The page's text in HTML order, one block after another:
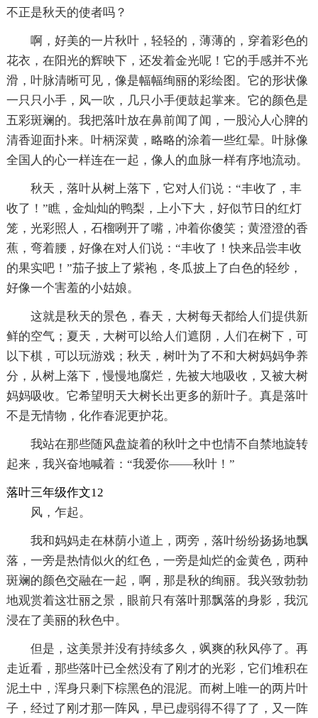
不正是秋天的使者吗？
啊，好美的一片秋叶，轻轻的，薄薄的，穿着彩色的
花衣，在阳光的辉映下，还发着金光呢！它的手感并不光
滑，叶脉清晰可见，像是幅幅绚丽的彩绘图。它的形状像
一只只小手，风一吹，几只小手便鼓起掌来。它的颜色是
五彩斑斓的。我把落叶放在鼻前闻了闻，一股沁人心脾的
清香迎面扑来。叶柄深黄，略略的涂着一些红晕。叶脉像
全国人的心一样连在一起，像人的血脉一样有序地流动。
秋天，落叶从树上落下，它对人们说：“丰收了，丰
收了！”瞧，金灿灿的鸭梨，上小下大，好似节日的红灯
笼，光彩照人，石榴咧开了嘴，冲着你傻笑；黄澄澄的香
蕉，弯着腰，好像在对人们说：“丰收了！快来品尝丰收
的果实吧！”茄子披上了紫袍，冬瓜披上了白色的轻纱，
好像一个害羞的小姑娘。
这就是秋天的景色，春天，大树每天都给人们提供新
鲜的空气；夏天，大树可以给人们遮阴，人们在树下，可
以下棋，可以玩游戏；秋天，树叶为了不和大树妈妈争养
分，从树上落下，慢慢地腐烂，先被大地吸收，又被大树
妈妈吸收。它希望明天大树长出更多的新叶子。真是落叶
不是无情物，化作春泥更护花。
我站在那些随风盘旋着的秋叶之中也情不自禁地旋转
起来，我兴奋地喊着：“我爱你——秋叶！”
落叶三年级作文12
风，乍起。
我和妈妈走在林荫小道上，两旁，落叶纷纷扬扬地飘
落，一旁是热情似火的红色，一旁是灿烂的金黄色，两种
斑斓的颜色交融在一起，啊，那是秋的绚丽。我兴致勃勃
地观赏着这壮丽之景，眼前只有落叶那飘落的身影，我沉
浸在了美丽的秋色中。
但是，这美景并没有持续多久，飒爽的秋风停了。再
走近看，那些落叶已全然没有了刚才的光彩，它们堆积在
泥土中，浑身只剩下棕黑色的混泥。而树上唯一的两片叶
子，经过了刚才那一阵风，早已虚弱得不得了了，又一阵